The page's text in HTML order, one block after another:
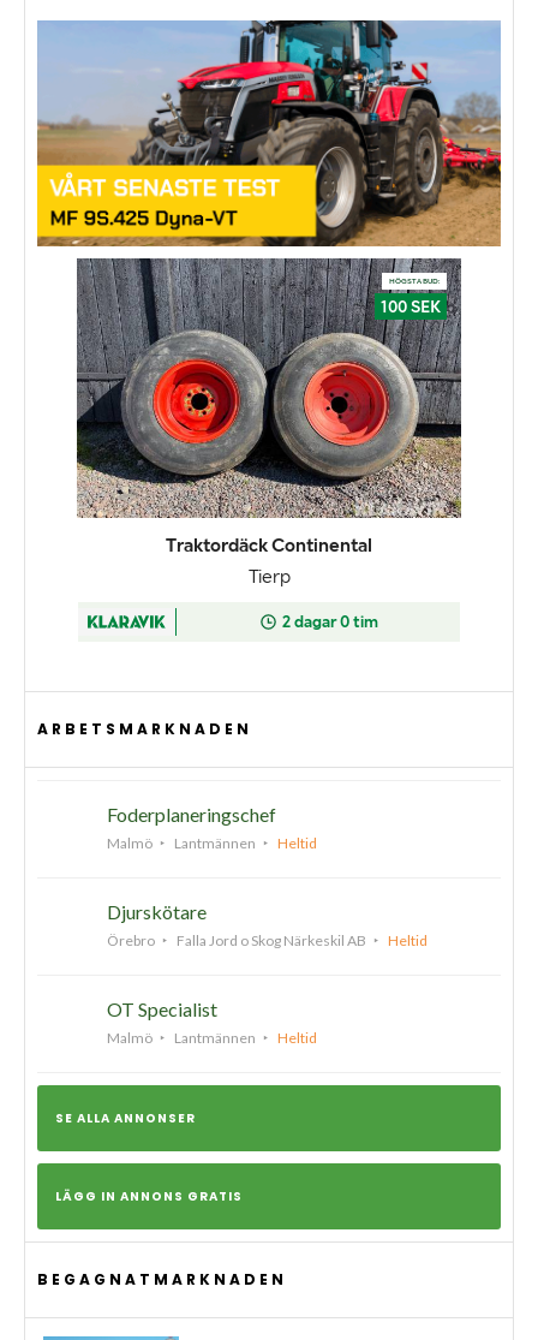
ARBETSMARKNADEN
Foderplaneringschef
Malmö Lantmännen Heltid
Djurskötare
Örebro Falla Jord o Skog Närkeskil AB Heltid
OT Specialist
Malmö Lantmännen Heltid
SE ALLA ANNONSER
LÄGG IN ANNONS GRATIS
BEGAGNATMARKNADEN